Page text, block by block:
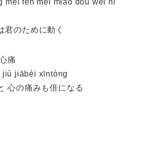
měi fēn měi miǎo dōu wèi nǐ
君のために動く
痛
jiābèi xīntòng
心の痛みも倍になる